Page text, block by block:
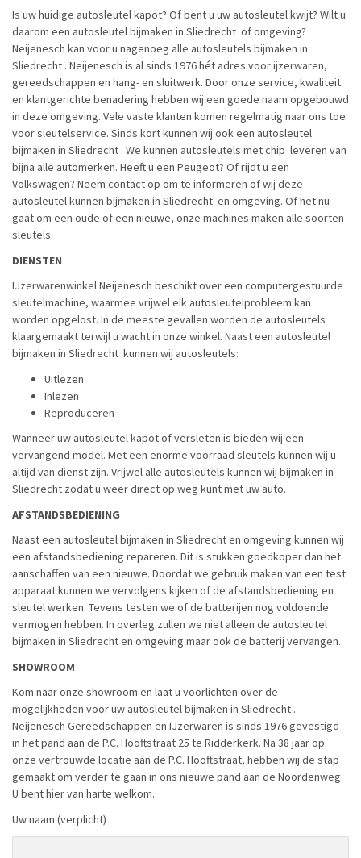
Is uw huidige autosleutel kapot? Of bent u uw autosleutel kwijt? Wilt u
daarom een autosleutel bijmaken in Sliedrecht of omgeving?
Neijenesch kan voor u nagenoeg alle autosleutels bijmaken in
Sliedrecht . Neijenesch is al sinds 1976 hét adres voor ijzerwaren,
gereedschappen en hang- en sluitwerk. Door onze service, kwaliteit
en klantgerichte benadering hebben wij een goede naam opgebouwd
in deze omgeving. Vele vaste klanten komen regelmatig naar ons toe
voor sleutelservice. Sinds kort kunnen wij ook een autosleutel
bijmaken in Sliedrecht . We kunnen autosleutels met chip leveren van
bijna alle automerken. Heeft u een Peugeot? Of rijdt u een
Volkswagen? Neem contact op om te informeren of wij deze
autosleutel kunnen bijmaken in Sliedrecht en omgeving. Of het nu
gaat om een oude of een nieuwe, onze machines maken alle soorten
sleutels.
DIENSTEN
IJzerwarenwinkel Neijenesch beschikt over een computergestuurde
sleutelmachine, waarmee vrijwel elk autosleutelprobleem kan
worden opgelost. In de meeste gevallen worden de autosleutels
klaargemaakt terwijl u wacht in onze winkel. Naast een autosleutel
bijmaken in Sliedrecht kunnen wij autosleutels:
Uitlezen
Inlezen
Reproduceren
Wanneer uw autosleutel kapot of versleten is bieden wij een
vervangend model. Met een enorme voorraad sleutels kunnen wij u
altijd van dienst zijn. Vrijwel alle autosleutels kunnen wij bijmaken in
Sliedrecht zodat u weer direct op weg kunt met uw auto.
AFSTANDSBEDIENING
Naast een autosleutel bijmaken in Sliedrecht en omgeving kunnen wij
een afstandsbediening repareren. Dit is stukken goedkoper dan het
aanschaffen van een nieuwe. Doordat we gebruik maken van een test
apparaat kunnen we vervolgens kijken of de afstandsbediening en
sleutel werken. Tevens testen we of de batterijen nog voldoende
vermogen hebben. In overleg zullen we niet alleen de autosleutel
bijmaken in Sliedrecht en omgeving maar ook de batterij vervangen.
SHOWROOM
Kom naar onze showroom en laat u voorlichten over de
mogelijkheden voor uw autosleutel bijmaken in Sliedrecht .
Neijenesch Gereedschappen en IJzerwaren is sinds 1976 gevestigd
in het pand aan de P.C. Hooftstraat 25 te Ridderkerk. Na 38 jaar op
onze vertrouwde locatie aan de P.C. Hooftstraat, hebben wij de stap
gemaakt om verder te gaan in ons nieuwe pand aan de Noordenweg.
U bent hier van harte welkom.
Uw naam (verplicht)